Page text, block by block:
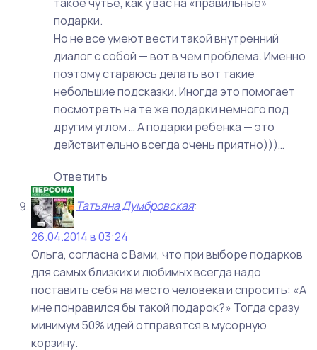
подарки.
Но не все умеют вести такой внутренний
диалог с собой — вот в чем проблема. Именно
поэтому стараюсь делать вот такие
небольшие подсказки. Иногда это помогает
посмотреть на те же подарки немного под
другим углом … А подарки ребенка — это
действительно всегда очень приятно)))…
Ответить
Татьяна Думбровская:
26.04.2014 в 03:24
Ольга, согласна с Вами, что при выборе подарков
для самых близких и любимых всегда надо
поставить себя на место человека и спросить: «А
мне понравился бы такой подарок?» Тогда сразу
минимум 50% идей отправятся в мусорную
корзину.